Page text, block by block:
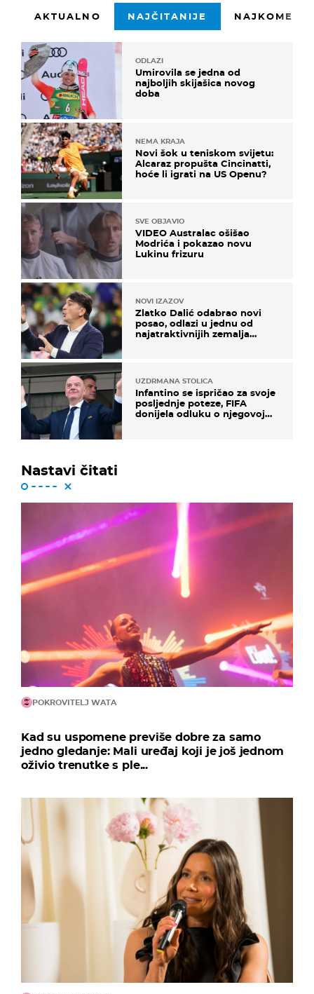
AKTUALNO NAJČITANIJE
ODLAZI
Umirovila se jedna od
najboljih skijašica novog
doba
NEMA KRAJA
Novi šok u teniskom svijetu:
Alcaraz propušta Cincinatti,
hoće li igrati na US Openu?
SVE OBJAVIO
VIDEO Australac ošišao
Modrića i pokazao novu
Lukinu frizuru
NOVI IZAZOV
Zlatko Dalić odabrao novi
posao, odlazi u jednu od
najatraktivnijih zemalja
UZDRMANA STOLICA
Infantino se ispričao za svoje
posljednje poteze, FIFA
donijela odluku o njegovoj
Nastavi čitati
POKROVITELJ WATA
Kad su uspomene previše dobre za samo
jedno gledanje: Mali uređaj koji je još jednom
oživio trenutke s ple...